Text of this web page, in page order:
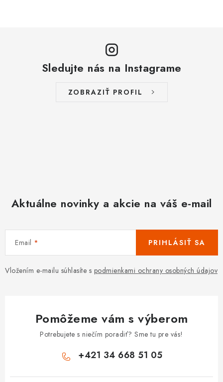
Sledujte nás na Instagrame
ZOBRAZIŤ PROFIL
Aktuálne novinky a akcie na váš e-mail
Email
Vložením e-mailu súhlasíte s podmienkami ochrany osobných údajov
PRIHLÁSIŤ SA
Pomôžeme vám s výberom
Potrebujete s niečím poradiť? Sme tu pre vás!
+421 34 668 51 05